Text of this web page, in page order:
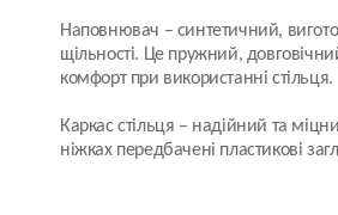
Наповнювач – синтетичний,
щільності. Це пружний,
комфорт при використанні стільця.
Каркас стільця – надійний та
ніжках передбачені пластикові